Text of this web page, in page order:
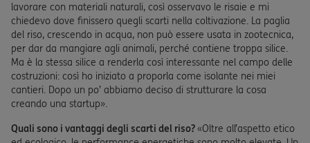
lavorare con materiali naturali, così osservavo le risaie e mi
chiedevo dove finissero quegli scarti nella coltivazione. La paglia
del riso, crescendo in acqua, non può essere usata in zootecnica,
per dar da mangiare agli animali, perché contiene troppa silice.
Ma è la stessa silice a renderla così interessante nel campo delle
costruzioni: così ho iniziato a proporla come isolante nei miei
cantieri. Dopo un po’ abbiamo deciso di strutturare la cosa
creando una startup».
Quali sono i vantaggi degli scarti del riso?«Oltre all’aspetto etico